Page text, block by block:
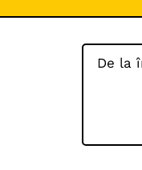
De la